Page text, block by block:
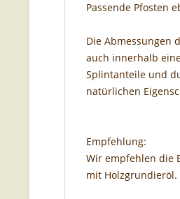
Passende Pfosten
Die Abmessungen
auch innerhalb
Splintanteile und
natürlichen
Empfehlung:
Wir empfehlen die
mit Holzgrundieröl.